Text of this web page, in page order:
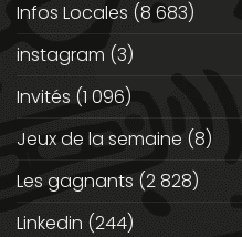
Infos Locales (8 683)
instagram (3)
Invités (1 096)
Jeux de la semaine (8)
Les gagnants (2 828)
Linkedin (244)